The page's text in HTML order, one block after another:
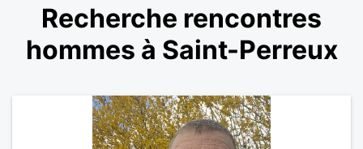
Recherche rencontres
hommes à Saint-Perreux